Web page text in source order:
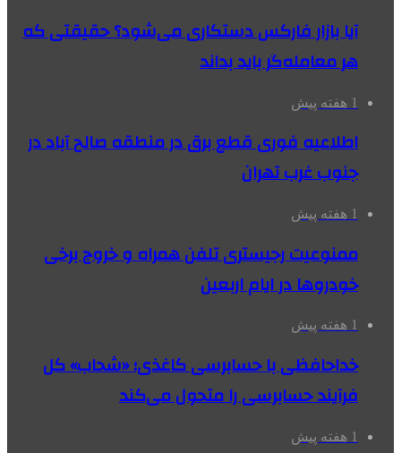
آیا بازار فارکس دستکاری می‌شود؟ حقیقتی که
هر معامله‌گر باید بداند
1 هفته پیش
اطلاعیه فوری قطع برق در منطقه صالح آباد در
جنوب غرب تهران
1 هفته پیش
ممنوعیت رجیستری تلفن همراه و خروج برخی
خودروها در ایام اربعین
1 هفته پیش
خداحافظی با حسابرسی کاغذی؛ «شحاب» کل
فرآیند حسابرسی را متحول می‌کند
1 هفته پیش